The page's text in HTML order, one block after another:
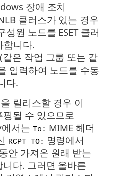
장애 조치
클러스가 있는 경우
원 노드를 ESET 클러
합니다.
은 작업 그룹 또는 같
입력하여 노드를 수동
다.
릴리스할 경우 이
될 수 있으므로
서는 To: MIME 헤더
RCPT TO:
명령에서
안 가져온 원래 받는
다. 그러면 올바른